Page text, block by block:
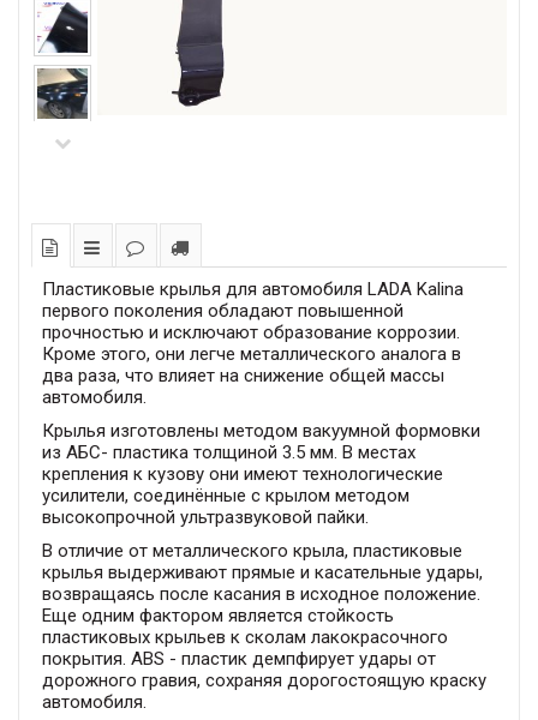
Пластиковые крылья для автомобиля LADA Kalina
первого поколения обладают повышенной
прочностью и исключают образование коррозии.
Кроме этого, они легче металлического аналога в
два раза, что влияет на снижение общей массы
автомобиля.
Крылья изготовлены методом вакуумной формовки
из АБС- пластика толщиной 3.5 мм. В местах
крепления к кузову они имеют технологические
усилители, соединённые с крылом методом
высокопрочной ультразвуковой пайки.
В отличие от металлического крыла, пластиковые
крылья выдерживают прямые и касательные удары,
возвращаясь после касания в исходное положение.
Еще одним фактором является стойкость
пластиковых крыльев к сколам лакокрасочного
покрытия. АBS - пластик демпфирует удары от
дорожного гравия, сохраняя дорогостоящую краску
автомобиля.